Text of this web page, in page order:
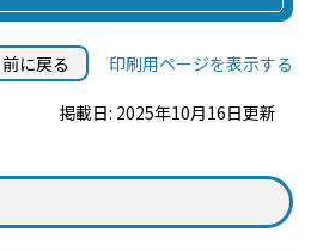
前に戻る 印刷用ページを表示する
掲載日: 2025年10月16日更新